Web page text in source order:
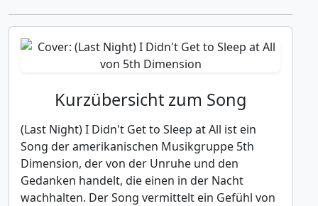
Kurzübersicht zum Song
(Last Night) I Didn't Get to Sleep at All ist ein
Song der amerikanischen Musikgruppe 5th
Dimension, der von der Unruhe und den
Gedanken handelt, die einen in der Nacht
wachhalten. Der Song vermittelt ein Gefühl von